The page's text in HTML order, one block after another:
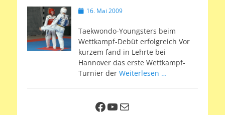
Veröffentlicht
16. Mai 2009
Taekwondo-Youngsters beim
Wettkampf-Debüt erfolgreich Vor
kurzem fand in Lehrte bei
Hannover das erste Wettkampf-
Turnier der Weiterlesen …
Facebook
YouTube
E-Mail